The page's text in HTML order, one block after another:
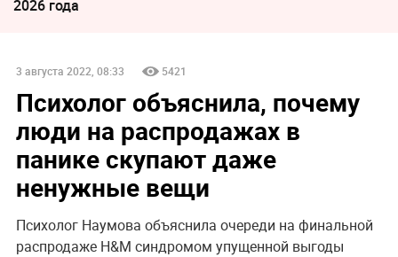
2026 года
3 августа 2022, 08:33 5421
Психолог объяснила, почему
люди на распродажах в
панике скупают даже
ненужные вещи
Психолог Наумова объяснила очереди на финальной
распродаже H&M синдромом упущенной выгоды